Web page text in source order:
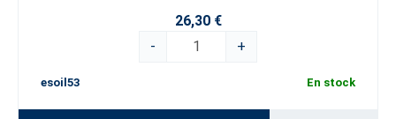
26,30 €
-
+
esoil53 En stock